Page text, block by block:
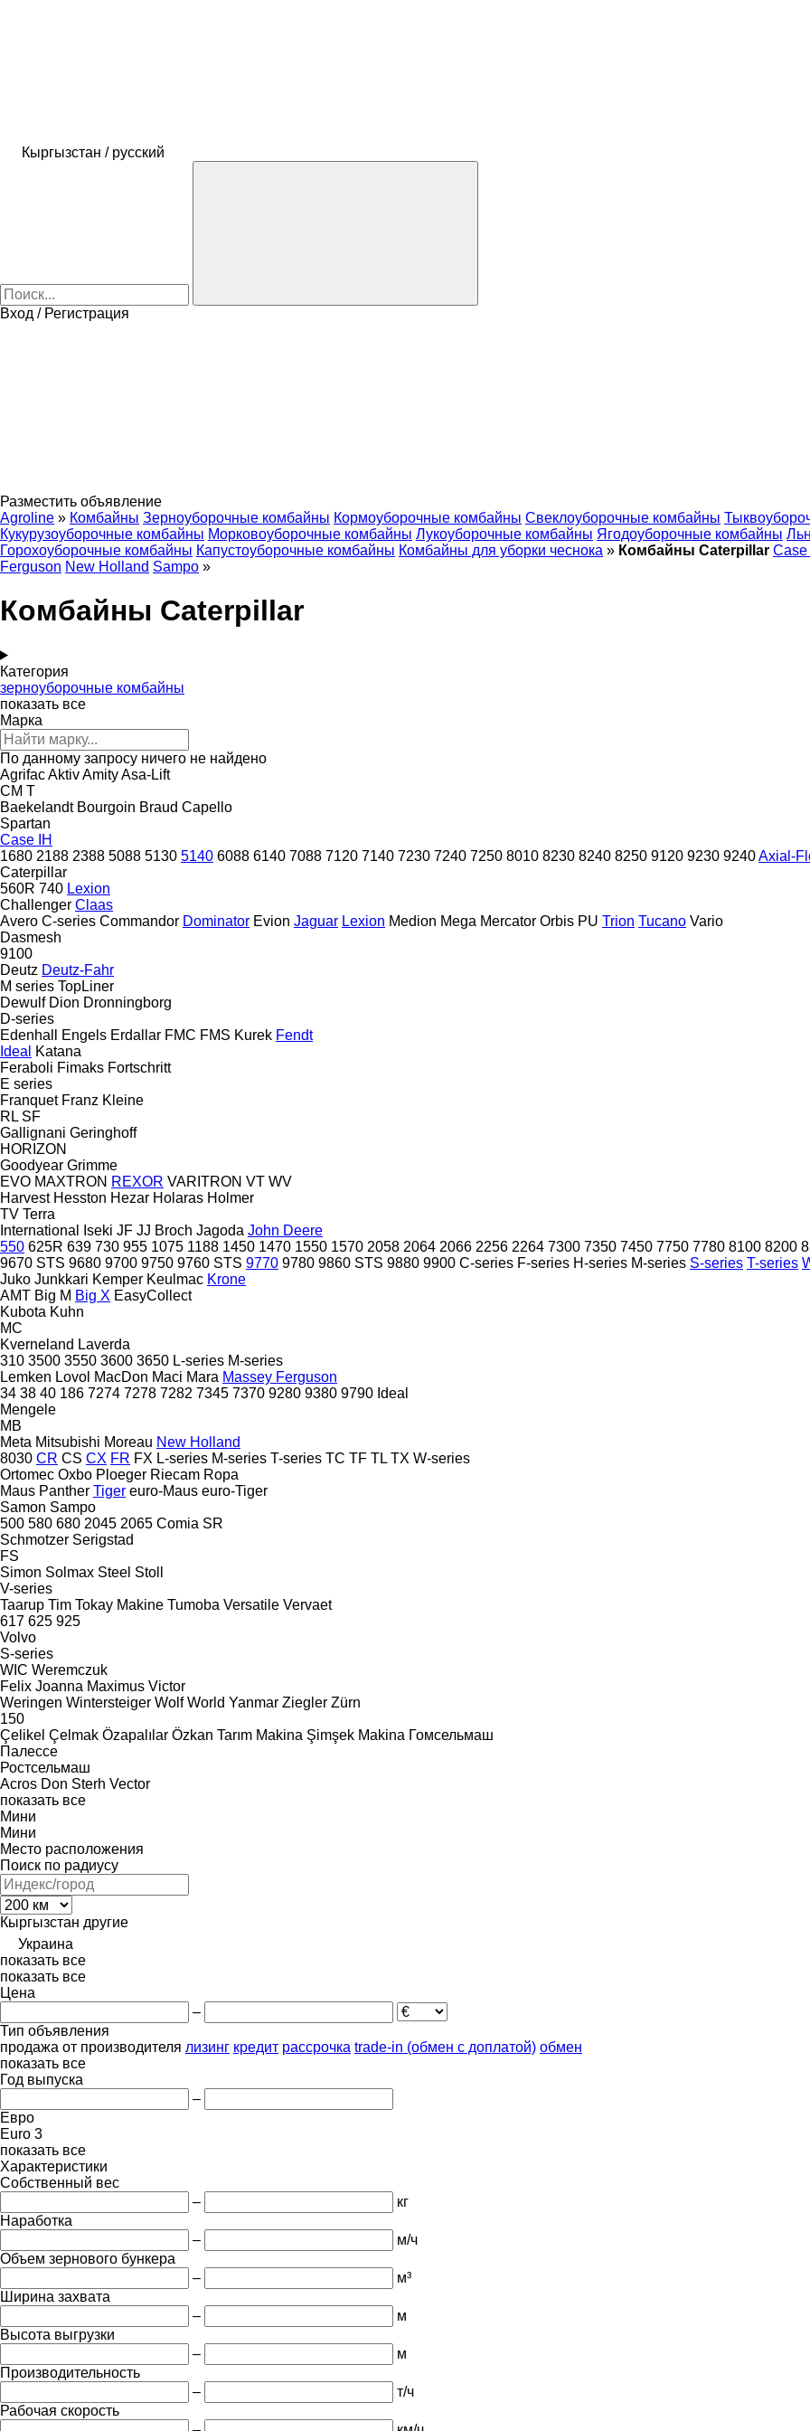
Кыргызстан / русский
Вход / Регистрация
Разместить объявление
Agroline » Комбайны Зерноуборочные комбайны Кормоуборочные комбайны Свеклоуборочные комбайны
Кукурузоуборочные комбайны Морковоуборочные комбайны Лукоуборочные комбайны Ягодоуборочные комбайны
Горохоуборочные комбайны Капустоуборочные комбайны Комбайны для уборки чеснока » Комбайны Caterpillar Case
Ferguson New Holland Sampo »
Комбайны Caterpillar
Категория
зерноуборочные комбайны
показать все
Марка
По данному запросу ничего не найдено
AgrifacAktivAmityAsa-Lift
CM T
Baekelandt Bourgoin Braud Capello
Spartan
Case IH
1680 2188 2388 5088 5130 5140 6088 6140 7088 7120 7140 7230 7240 7250 8010 8230 8240 8250 9120 9230 9240Axial-
Caterpillar
560R 740 Lexion
Challenger Claas
Avero C-series Commandor Dominator Evion Jaguar Lexion Medion Mega Mercator Orbis PU Trion Tucano Vario
Dasmesh
9100
Deutz Deutz-Fahr
M series TopLiner
Dewulf Dion Dronningborg
D-series
Edenhall
Engels Erdallar FMC FMS Kurek Fendt
Ideal
Katana
Feraboli Fimaks Fortschritt
E series
Franquet Franz Kleine
RL SF
Gallignani Geringhoff
HORIZON
Goodyear Grimme
EVO MAXTRON REXOR VARITRON VT WV
Harvest Hesston Hezar Holaras Holmer
TV Terra
International
Iseki JF JJ Broch Jagoda John Deere
550 625R 639 730 955 1075 1188 1450 1470 1550 1570 2058 2064 2066 2256 2264 7300 7350 7450 7750 7780 8100 8200
9670 STS 9680 9700 9750 9760 STS 9770 9780 9860 STS 9880 9900 C-series F-series H-series M-series S-series T-series
Juko Junkkari Kemper Keulmac Krone
AMT Big M Big X EasyCollect
Kubota Kuhn
MC
Kverneland Laverda
310 3500 3550 3600 3650 L-series M-series
Lemken Lovol MacDon Maci Mara Massey Ferguson
34 38 40 186 7274 7278 7282 7345 7370 9280 9380 9790 Ideal
Mengele
MB
Meta Mitsubishi Moreau New Holland
8030 CR CS CX FR FX L-series M-series T-series TC TF TL TX W-series
Ortomec Oxbo Ploeger Riecam Ropa
Maus Panther Tiger euro-Maus euro-Tiger
Samon Sampo
500 580 680 2045 2065 Comia SR
Schmotzer Serigstad
FS
Simon Solmax Steel Stoll
V-series
Taarup Tim Tokay Makine Tumoba Versatile Vervaet
617 625 925
Volvo
S-series
WIC Weremczuk
Felix Joanna Maximus Victor
Weringen Wintersteiger Wolf World Yanmar Ziegler Zürn
150
Çelikel Çelmak Özapalılar Özkan Tarım Makina Şimşek Makina Гомсельмаш
Палессе
Ростсельмаш
Acros Don Sterh Vector
показать все
Мини
Мини
Место расположения
Поиск по радиусу
Кыргызстан другие
Украина
показать все
показать все
Цена
–
Тип объявления
продажа от производителя лизинг кредит рассрочка trade-in (обмен с доплатой) обмен
показать все
Год выпуска
–
Евро
Euro 3
показать все
Характеристики
Собственный вес
–
кг
Наработка
–
м/ч
Объем зернового бункера
–
м³
Ширина захвата
–
м
Высота выгрузки
–
м
Производительность
–
т/ч
Рабочая скорость